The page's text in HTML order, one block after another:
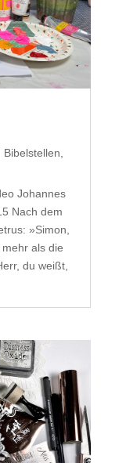
Bibelstellen
Johannes
Nach dem
»Simon,
als die
du weißt,